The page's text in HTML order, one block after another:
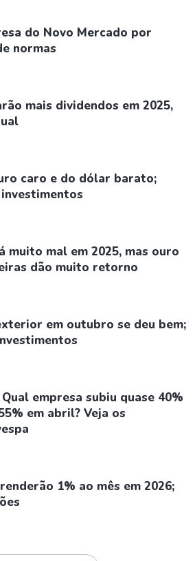
do Novo Mercado por
normas
mais dividendos em 2025,
caro e do dólar barato;
muito mal em 2025, mas ouro
dão muito retorno
em outubro se deu bem;
empresa subiu quase 40%
em abril? Veja os
1% ao mês em 2026;